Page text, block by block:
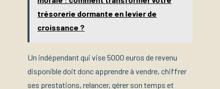
trésorerie dormante en levier de
croissance ?
Un indépendant qui vise 5000 euros de revenu
disponible doit donc apprendre à vendre, chiffrer
ses prestations, relancer, gérer son temps et